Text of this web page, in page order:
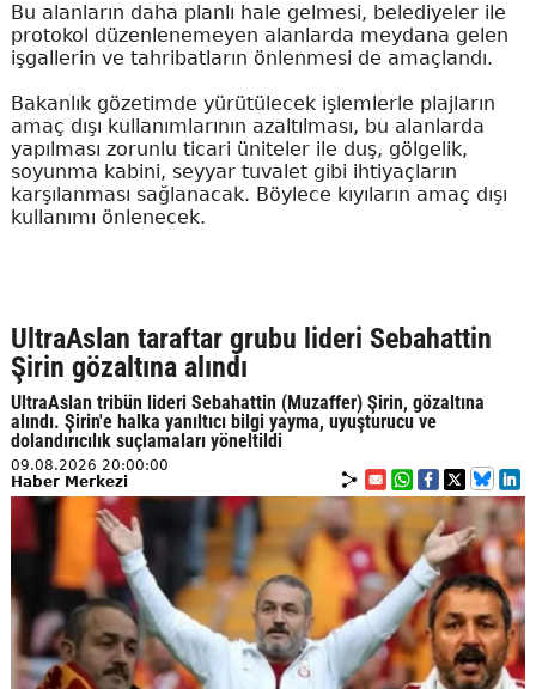
Bu alanların daha planlı hale gelmesi, belediyeler ile
protokol düzenlenemeyen alanlarda meydana gelen
işgallerin ve tahribatların önlenmesi de amaçlandı.
Bakanlık gözetimde yürütülecek işlemlerle plajların
amaç dışı kullanımlarının azaltılması, bu alanlarda
yapılması zorunlu ticari üniteler ile duş, gölgelik,
soyunma kabini, seyyar tuvalet gibi ihtiyaçların
karşılanması sağlanacak. Böylece kıyıların amaç dışı
kullanımı önlenecek.
UltraAslan taraftar grubu lideri Sebahattin
Şirin gözaltına alındı
UltraAslan tribün lideri Sebahattin (Muzaffer) Şirin, gözaltına
alındı. Şirin'e halka yanıltıcı bilgi yayma, uyuşturucu ve
dolandırıcılık suçlamaları yöneltildi
09.08.2026 20:00:00
Haber Merkezi